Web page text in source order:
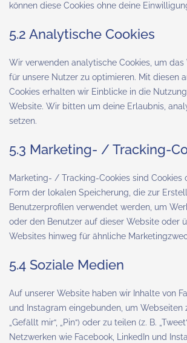
können diese Cookies ohne deine
5.2 Analytische Cookies
Wir verwenden analytische Cookies, um
für unsere Nutzer zu optimieren. Mit diesen
Cookies erhalten wir Einblicke in die
Website. Wir bitten um deine Erlaubnis,
setzen.
5.3 Marketing- / Tracking-
Marketing- / Tracking-Cookies sind Cookies
Form der lokalen Speicherung, die zur
Benutzerprofilen verwendet werden, um
oder den Benutzer auf dieser Website oder
Websites hinweg für ähnliche
5.4 Soziale Medien
Auf unserer Website haben wir Inhalte von
und Instagram eingebunden, um Webseiten
„Gefällt mir“, „Pin“) oder zu teilen (z. B.
Netzwerken wie Facebook, LinkedIn und